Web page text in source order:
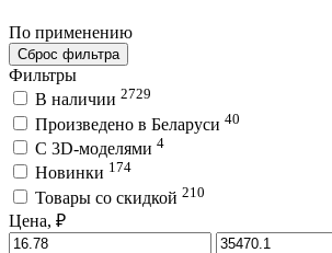
По применению
Сброс фильтра
Фильтры
В наличии 2729
Произведено в Беларуси 40
C 3D-моделями 4
Новинки 174
Товары со скидкой 210
Цена, ₽